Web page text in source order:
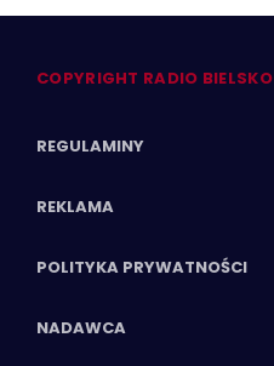
COPYRIGHT RADIO BIELSKO
REGULAMINY
REKLAMA
POLITYKA PRYWATNOŚCI
NADAWCA